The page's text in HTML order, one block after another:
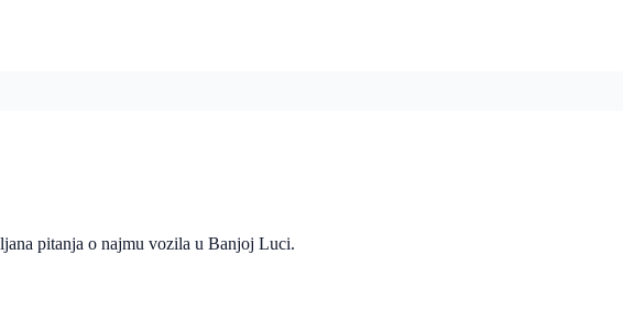
pitanja o najmu vozila u Banjoj Luci.